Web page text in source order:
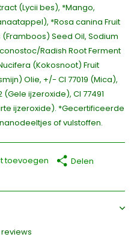
(Lycii bes), *Mango,
*Rosa canina Fruit
Seed Oil, Sodium
Radish Root Ferment
(Kokosnoot) Fruit
Olie, +/- CI 77019 (Mica),
(Gele ijzeroxide), CI 77491
ijzeroxide). *Gecertificeerde
of vulstoffen.
toevoegen Delen